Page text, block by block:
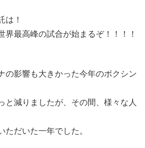
は！
界最高峰の試合が始まるぞ！！！！
の影響も大きかった今年のボクシン
と減りましたが、その間、様々な人
ただいた一年でした。